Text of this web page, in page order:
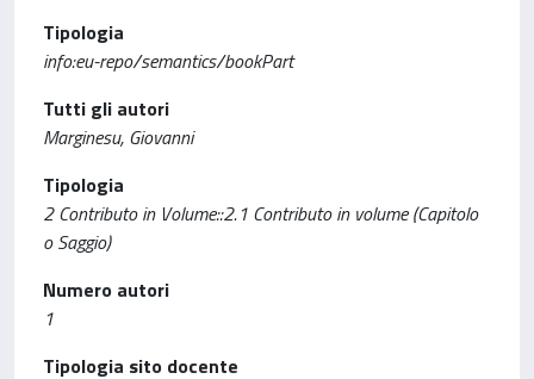
Tipologia
info:eu-repo/semantics/bookPart
Tutti gli autori
Marginesu, Giovanni
Tipologia
2 Contributo in Volume::2.1 Contributo in volume (Capitolo
o Saggio)
Numero autori
1
Tipologia sito docente